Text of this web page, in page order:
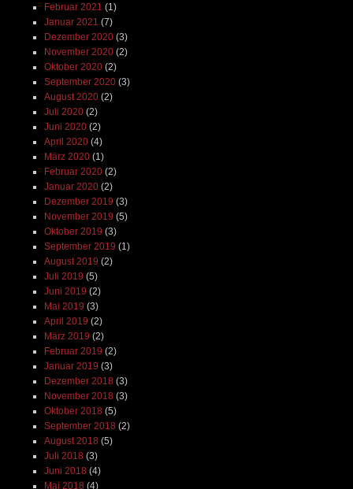
Februar 2021 (1)
Januar 2021 (7)
Dezember 2020(3)
November 2020(2)
Oktober 2020(2)
September 2020(3)
August 2020(2)
Juli 2020(2)
Juni 2020(2)
April 2020(4)
März 2020(1)
Februar 2020(2)
Januar 2020(2)
Dezember 2019 (3)
November 2019 (5)
Oktober 2019 (3)
September 2019 (1)
August 2019 (2)
Juli 2019 (5)
Juni 2019 (2)
Mai 2019 (3)
April 2019 (2)
März 2019 (2)
Februar 2019 (2)
Januar 2019 (3)
Dezember 2018 (3)
November 2018 (3)
Oktober 2018 (5)
September 2018 (2)
August 2018 (5)
Juli 2018 (3)
Juni 2018 (4)
Mai 2018 (4)